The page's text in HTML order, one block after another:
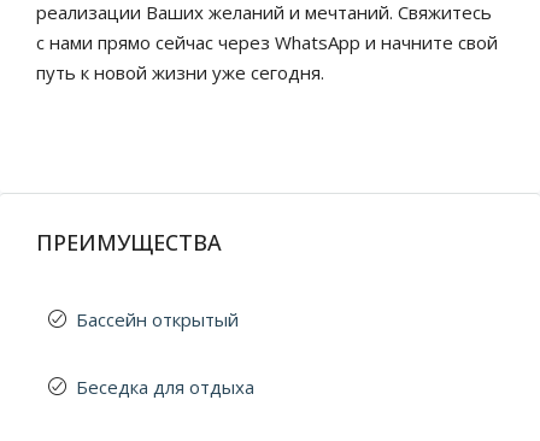
реализации Ваших желаний и мечтаний. Свяжитесь
с нами прямо сейчас через WhatsApp и начните свой
путь к новой жизни уже сегодня.
ПРЕИМУЩЕСТВА
Бассейн открытый
Беседка для отдыха